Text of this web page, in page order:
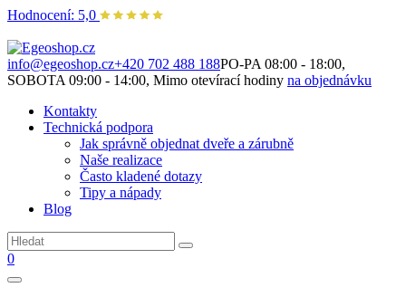
Hodnocení: 5,0
info@egeoshop.cz+420 702 488 188PO-PA 08:00 - 18:00,
SOBOTA 09:00 - 14:00, Mimo otevírací hodiny na objednávku
Kontakty
Technická podpora
Jak správně objednat dveře a zárubně
Naše realizace
Často kladené dotazy
Tipy a nápady
Blog
0